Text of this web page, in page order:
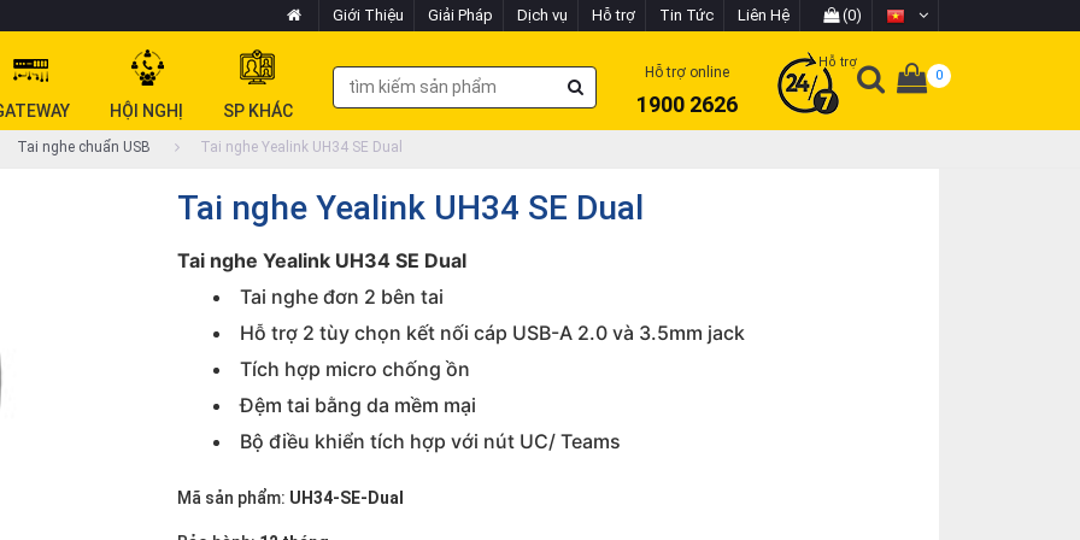
Giới Thiệu Giải Pháp Dịch vụ Hỗ trợ Tin Tức Liên Hệ (0)
HỘI NGHỊ SP KHÁC
Hỗ trợ online
1900 2626
Hỗ trợ
0
Tai nghe chuẩn USB Tai nghe Yealink UH34 SE Dual
Tai nghe Yealink UH34 SE Dual
Tai nghe Yealink UH34 SE Dual
Tai nghe đơn 2 bên tai
Hỗ trợ 2 tùy chọn kết nối cáp USB-A 2.0 và 3.5mm jack
Tích hợp micro chống ồn
Đệm tai bằng da mềm mại
Bộ điều khiển tích hợp với nút UC/ Teams
Mã sản phẩm: UH34-SE-Dual